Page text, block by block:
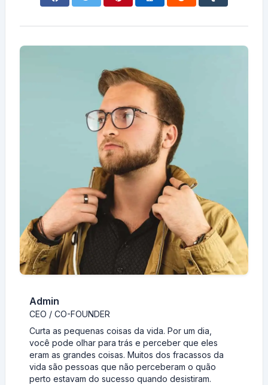
Admin
CEO / CO-FOUNDER
Curta as pequenas coisas da vida. Por um dia,
você pode olhar para trás e perceber que eles
eram as grandes coisas. Muitos dos fracassos da
vida são pessoas que não perceberam o quão
perto estavam do sucesso quando desistiram.